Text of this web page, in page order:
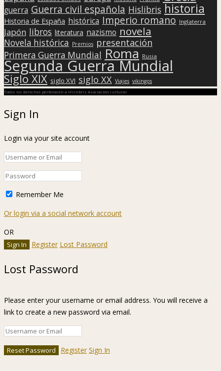
guerra Guerra civil española Hislibris historia
Historia de España histórica Imperio romano Inglaterra
Japón libros literatura nazismo novela
Novela histórica Premios presentación
Primera Guerra Mundial Roma Rusia
Segunda Guerra Mundial
Siglo XIX siglo XVI siglo XX Viajes vikingos
Todos los derechos pertenecen a Hislibris Asociación cultural
Sign In
Login via your site account
Remember Me
Or login via a social network account
OR
Register Lost Password
Lost Password
Please enter your username or email address. You will receive a
link to create a new password via email.
Register Sign In